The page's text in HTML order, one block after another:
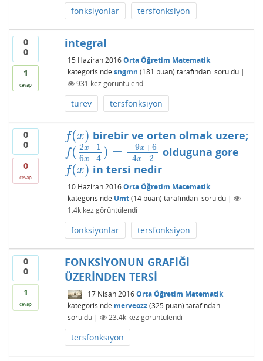
fonksiyonlar tersfonksiyon
0
0
1
cevap
integral
15 Haziran 2016 Orta Öğretim Matematik
kategorisinde sngmn (181 puan) tarafından soruldu |
931 kez görüntülendi
türev tersfonksiyon
0
0
0
cevap
f(x)
f(x) birebir ve orten olmak uzere;
f( 2x−1
6x−4 ) = −9x+6
4x−2
f(2 x−16x− 4)= −9x+64 x−2
olduguna gore
f(x)
f(x) in tersi nedir
10 Haziran 2016 Orta Öğretim Matematik
kategorisinde Umt (14puan) tarafından soruldu |
1.4kkez görüntülendi
fonksiyonlar tersfonksiyon
0
0
1
cevap
FONKSİYONUN GRAFİĞİ
ÜZERİNDEN TERSİ
17 Nisan 2016 Orta Öğretim Matematik
kategorisinde merveozz (325 puan) tarafından
soruldu | 23.4kkez görüntülendi
tersfonksiyon